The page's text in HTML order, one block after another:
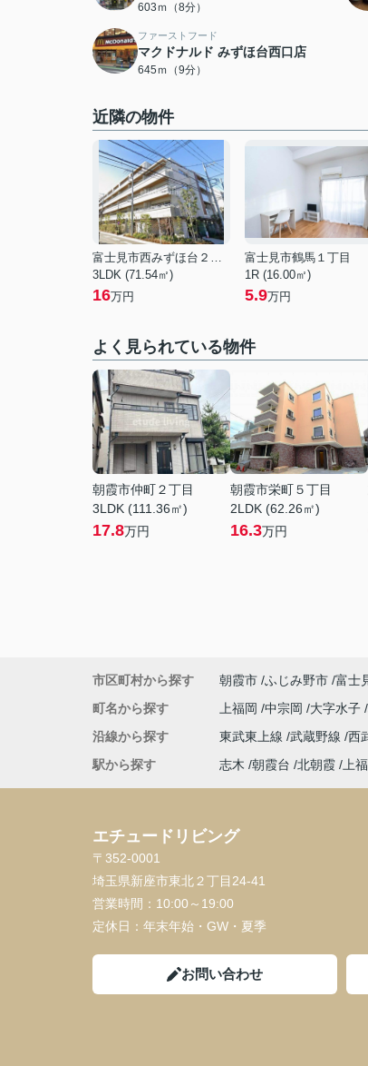
603ｍ（8分）
ファーストフード
マクドナルド みずほ台西口店
645ｍ（9分）
近隣の物件
富士見市西みずほ台２丁目
3LDK (71.54㎡)
16万円
富士見市鶴馬１丁目
1R (16.00㎡)
5.9万円
よく見られている物件
朝霞市仲町２丁目
3LDK (111.36㎡)
17.8万円
朝霞市栄町５丁目
2LDK (62.26㎡)
16.3万円
市区町村から探す 朝霞市 ふじみ野市 富士
町名から探す
上福岡 中宗岡 大字水子
沿線から探す
東武東上線 武蔵野線 西
駅から探す
志木 朝霞台 北朝霞 上
エチュードリビング
〒352-0001
埼玉県新座市東北２丁目24-41
営業時間： 10:00～19:00
定休日： 年末年始・GW・夏季
お問い合わせ